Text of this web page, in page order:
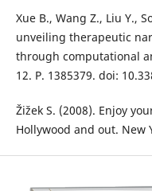
Xue B., Wang Z., Liu Y.,
unveiling therapeutic
through computational
12. Р. 1385379. doi:
Žižek S. (2008). Enjoy
Hollywood and out. New